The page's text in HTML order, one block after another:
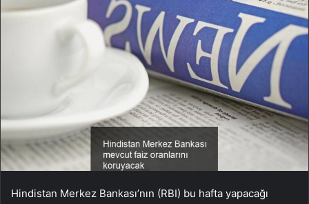
Hindistan Merkez Bankası’nın (RBI) bu hafta yapacağı